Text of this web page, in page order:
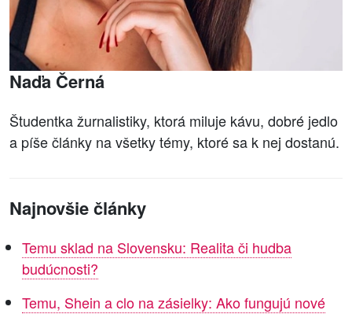
Naďa Černá
Študentka žurnalistiky, ktorá miluje kávu, dobré jedlo
a píše články na všetky témy, ktoré sa k nej dostanú.
Najnovšie články
Temu sklad na Slovensku: Realita či hudba
budúcnosti?
Temu, Shein a clo na zásielky: Ako fungujú nové